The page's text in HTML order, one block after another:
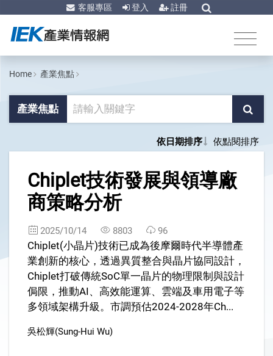
客服專區 登入 註冊
Home 產業焦點
產業焦點
依日期排序 依點閱排序
Chiplet技術發展與領導廠
商策略分析
2025/10/14 8803 96
Chiplet(小晶片)技術已成為後摩爾時代半導體產
業創新的核心，透過異質整合與晶片協同設計，
Chiplet打破傳統SoC單一晶片的物理限制與設計
侷限，推動AI、高效能運算、雲端及車用電子等
多領域架構升級。市調預估2024-2028年Ch...
吳松輝(Sung-Hui Wu)